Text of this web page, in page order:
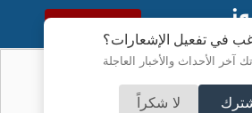
في تفعيل الإشعارات؟
آخر الأحداث والأخبار العاجلة
لا شكراً
النسخة الكاملة